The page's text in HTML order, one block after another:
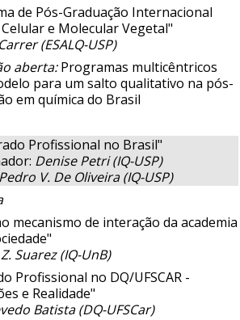
de Pós-Graduação Internacional
e Molecular Vegetal"
(ESALQ-USP)
aberta:Programas multicêntricos
para um salto qualitativo na pós-
em química do Brasil
Profissional no Brasil"
Denise Petri (IQ-USP)
Pedro V. De Oliveira (IQ-USP)
mecanismo de interação da academia
Suarez (IQ-UnB)
Profissional no DQ/UFSCAR -
e Realidade"
Batista (DQ-UFSCar)